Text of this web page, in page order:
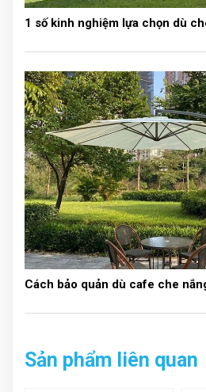
bạt polyester 800D tráng PVC
- Màu sắc: màu xanh, màu đỏ,
- Trọng lượng: 26 kg
- Kích thước đóng gói:
- Sản phẩm bao gồm: 1 bộ
hoàn chỉnh và 1 vải bạt mái che.
1 số kinh nghiệm lựa chọn dù
Cách bảo quản dù cafe che
Sản phẩm liên quan